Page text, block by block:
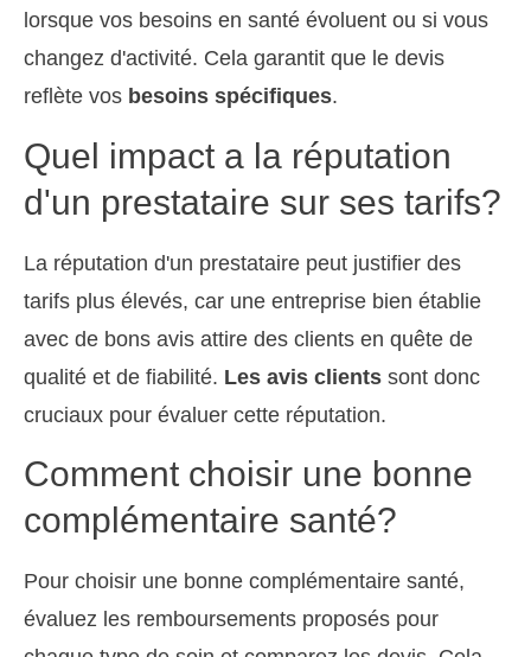
lorsque vos besoins en santé évoluent ou si vous
changez d'activité. Cela garantit que le devis
reflète vos besoins spécifiques.
Quel impact a la réputation
d'un prestataire sur ses tarifs?
La réputation d'un prestataire peut justifier des
tarifs plus élevés, car une entreprise bien établie
avec de bons avis attire des clients en quête de
qualité et de fiabilité. Les avis clients sont donc
cruciaux pour évaluer cette réputation.
Comment choisir une bonne
complémentaire santé?
Pour choisir une bonne complémentaire santé,
évaluez les remboursements proposés pour